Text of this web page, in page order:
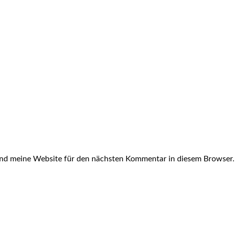
meine Website für den nächsten Kommentar in diesem Browser.